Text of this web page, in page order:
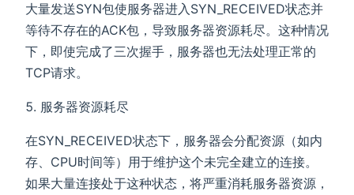
大量发送SYN包使服务器进入SYN_RECEIVED状态并
等待不存在的ACK包，导致服务器资源耗尽。这种情况
下，即使完成了三次握手，服务器也无法处理正常的
TCP请求。
服务器资源耗尽
在SYN_RECEIVED状态下，服务器会分配资源（如内
存、CPU时间等）用于维护这个未完全建立的连接。
如果大量连接处于这种状态，将严重消耗服务器资源，